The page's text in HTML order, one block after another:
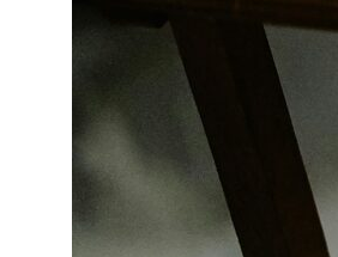
Дизайн квартиры 60 м2
Дизайн-студия IAMDES © 2016-2025
ИП Копчак В.А. ОГРН 317784700276041
Согласие на обработку персональных данных